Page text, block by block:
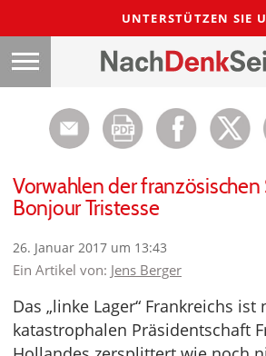
UNTERSTÜTZEN SIE
Vorwahlen der
Bonjour Tristesse
26. Januar 2017 um 13:43
Ein Artikel von: Jens Berger
Das „linke Lager“ Frankreichs ist
katastrophalen Präsidentschaft